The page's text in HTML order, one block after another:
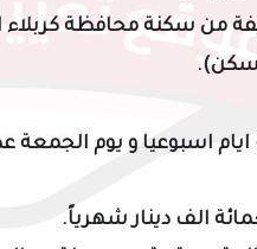
من سكنة محافظة كربلاء
سكن).